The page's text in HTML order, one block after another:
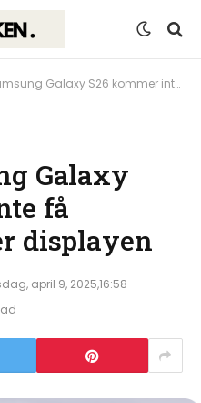
Galaxy S26 kommer inte få kameran under displayen
Galaxy
få
displayen
april 9, 2025,16:58